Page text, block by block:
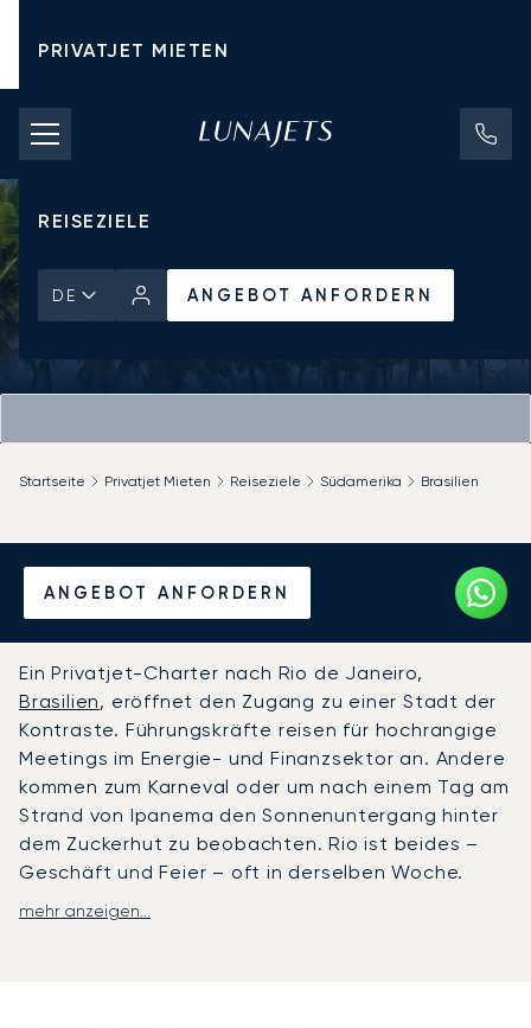
PRIVATJET MIETEN
CHARTERPREISE
PRIVATJETS
REISEZIELE
DE ANGEBOT ANFORDERN
ANGEBOT ANFORDERN
Startseite Privatjet Mieten Reiseziele Südamerika Brasilien
Mieten Sie einen Privatjet
von/nach Rio de Janeiro
Ein Privatjet-Charter nach Rio de Janeiro,
Brasilien, eröffnet den Zugang zu einer Stadt der
Kontraste. Führungskräfte reisen für hochrangige
Meetings im Energie- und Finanzsektor an. Andere
kommen zum Karneval oder um nach einem Tag am
Strand von Ipanema den Sonnenuntergang hinter
dem Zuckerhut zu beobachten. Rio ist beides –
Geschäft und Feier – oft in derselben Woche.
LunaJets arrangiert Privatflüge zum Galeão
mehr anzeigen...